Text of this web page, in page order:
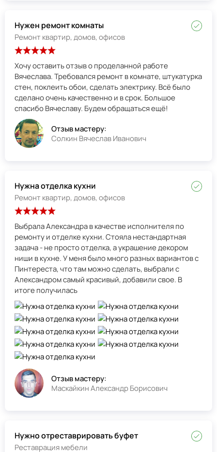
Нужен ремонт комнаты
Ремонт квартир, домов, офисов
Хочу оставить отзыв о проделанной работе
Вячеслава. Требовался ремонт в комнате, штукатурка
стен, поклеить обои, сделать электрику. Всё было
сделано очень качественно и в срок. Большое
спасибо Вячеславу. Будем обращаться ещё!
Отзыв мастеру:
Солкин Вячеслав Иванович
Нужна отделка кухни
Ремонт квартир, домов, офисов
Выбрала Александра в качестве исполнителя по
ремонту и отделке кухни. Стояла нестандартная
задача - не просто отделка, а украшение декором
ниши в кухне. У меня было много разных вариантов с
Пинтереста, что там можно сделать, выбрали с
Александром самый красивый, добавили свое. В
итоге получилась
Отзыв мастеру:
Маскайкин Александр Борисович
Нужно отреставрировать буфет
Реставрация мебели